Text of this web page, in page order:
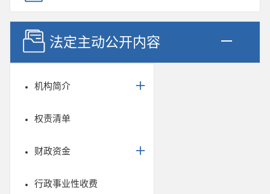
法定主动公开内容
机构简介
权责清单
财政资金
行政事业性收费